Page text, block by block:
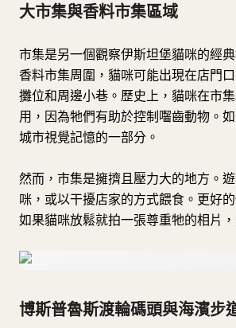
大市集與香料市集區域
市集是另一個觀察伊斯坦堡貓咪的經
香料市集周圍，貓咪可能出現在店門
攤位和周邊小巷。歷史上，貓咪在市
用，因為牠們有助於控制囓齒動物。
城市視覺記憶的一部分。
然而，市集是擁擠且壓力大的地方。
咪，或以干擾店家的方式餵食。更好
如果貓咪放鬆就拍一張尊重牠的相片
博斯普魯斯渡輪碼頭與海濱步